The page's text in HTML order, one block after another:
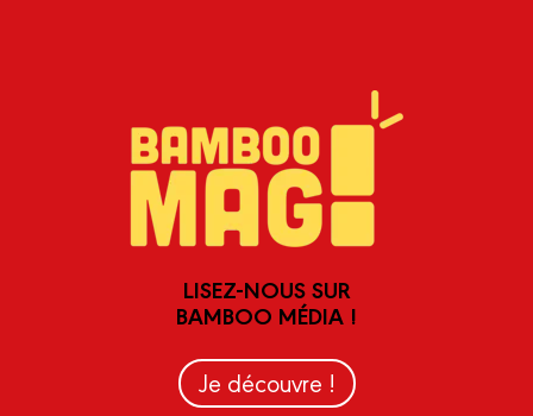
LISEZ-NOUS SUR
BAMBOO MÉDIA !
Je découvre !